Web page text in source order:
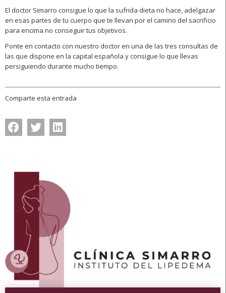
El doctor Simarro consigue lo que la sufrida dieta no hace, adelgazar
en esas partes de tu cuerpo que te llevan por el camino del sacrificio
para encima no conseguir tus objetivos.
Ponte en contacto con nuestro doctor en una de las tres consultas de
las que dispone en la capital española y consigue lo que llevas
persiguiendo durante mucho tiempo.
Comparte esta entrada